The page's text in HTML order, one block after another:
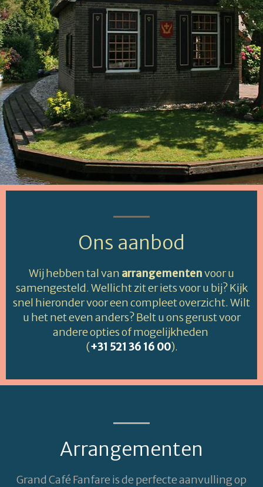
Ons aanbod
Wij hebben tal van arrangementenvoor u
samengesteld. Wellicht zit er iets voor u bij? Kijk
snel hieronder voor een compleet overzicht. Wilt
u het net even anders? Belt u ons gerust voor
andere opties of mogelijkheden
(+31 521 36 16 00).
Arrangementen
Grand Café Fanfare is de perfecte aanvulling op